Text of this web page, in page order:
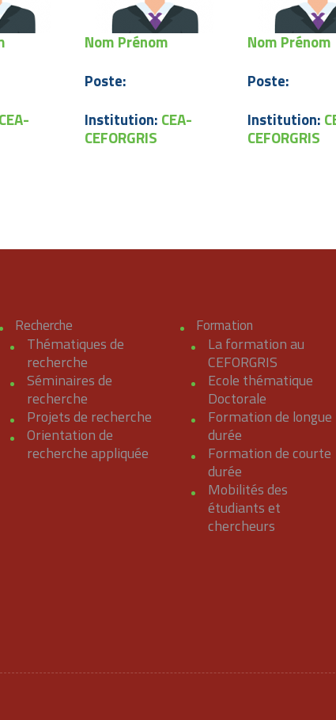
CEA-
Nom Prénom
Poste:
Institution: CEA-
CEFORGRIS
Nom Prénom
Poste:
Institution:
CEFORGRIS
Recherche
Thématiques de
recherche
Séminaires de
recherche
Projets de recherche
Orientation de
recherche appliquée
Formation
La formation au
CEFORGRIS
Ecole thématique
Doctorale
Formation de longue
durée
Formation de courte
durée
Mobilités des
étudiants et
chercheurs